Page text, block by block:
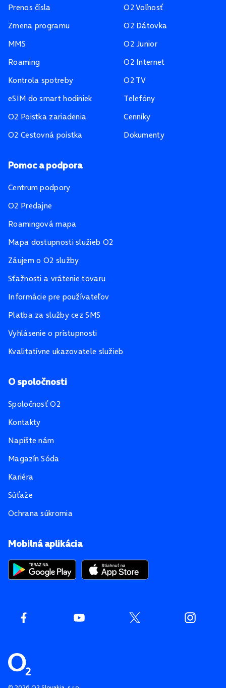
Mobilná aplikácia
Prenos čísla
Zmena programu
MMS
Roaming
Kontrola spotreby
eSIM do smart hodiniek
O2 Poistka zariadenia
O2 Cestovná poistka
O2 Voľnosť
O2 Dátovka
O2 Junior
O2 Internet
O2 TV
Telefóny
Cenníky
Dokumenty
Pomoc a podpora
Centrum podpory
O2 Predajne
Roamingová mapa
Mapa dostupnosti služieb O2
Záujem o O2 služby
Sťažnosti a vrátenie tovaru
Informácie pre používateľov
Platba za služby cez SMS
Vyhlásenie o prístupnosti
Kvalitatívne ukazovatele služieb
O spoločnosti
Spoločnosť O2
Kontakty
Napíšte nám
Magazín Sóda
Kariéra
Súťaže
Ochrana súkromia